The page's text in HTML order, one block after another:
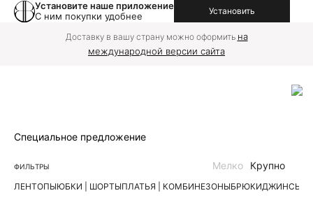
Установите наше приложение
С ним покупки удобнее
Установить
Доставку в вашу страну можно оформить на
международной версии сайта
Специальное предложение
ФИЛЬТРЫ
ЛЕНТОПЫЮБКИ | ШОРТЫПЛАТЬЯ | КОМБИНЕЗОНЫБРЮКИДЖИНСЫ
Мелко Крупно